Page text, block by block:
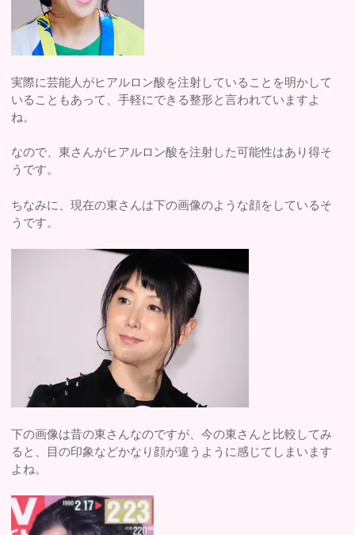
実際に芸能人がヒアルロン酸を注射していることを明かして
いることもあって、手軽にできる整形と言われていますよ
ね。
なので、東さんがヒアルロン酸を注射した可能性はあり得そ
うです。
ちなみに、現在の東さんは下の画像のような顔をしているそ
うです。
下の画像は昔の東さんなのですが、今の東さんと比較してみ
ると、目の印象などかなり顔が違うように感じてしまいます
よね。